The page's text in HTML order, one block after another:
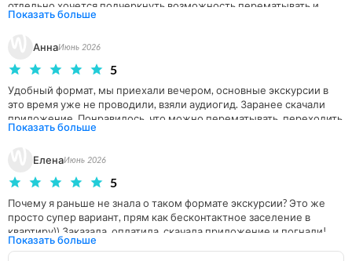
отдельно хочется подчеркнуть возможность перематывать и
переслушивать.
Показать больше
АннаИюнь 2026
5
Удобный формат, мы приехали вечером, основные экскурсии в
это время уже не проводили, взяли аудиогид. Заранее скачали
приложение. Понравилось, что можно перематывать, переходить
с шага на шаг, идти в своем темпе. Посмотрели 28 локаций.
Показать больше
ЕленаИюнь 2026
5
Почему я раньше не знала о таком формате экскурсии? Это же
просто супер вариант, прям как бесконтактное заселение в
квартиру)) Заказала, оплатила, скачала приложение и погнали!
Единственное, конечно, сейчас очень плохо работает интернет и
Показать больше